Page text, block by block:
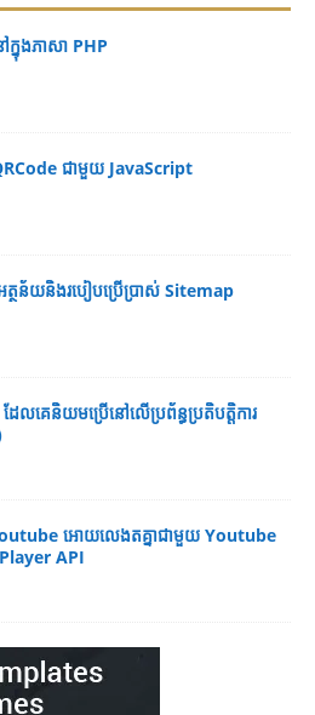
នុង​ភា​សា PHP
ជាមួយ JavaScript
ថន័យ​​និង​របៀប​​ប្រើ​ប្រាស់​ Sitemap
ល​​គេ​​និយម​​ប្រើ​​នៅ​លើ​​ប្រព័ន្ធ​​ប្រតិបត្តិការ​
អោយ​លេងតគ្នាជាមួយ Youtube
API